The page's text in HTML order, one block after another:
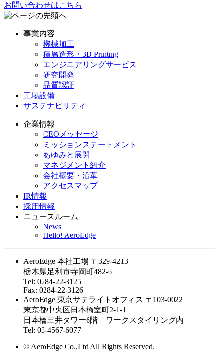
お問い合わせはこちら
事業内容
機械加工
積層造形・3D Printing
エンジニアリングサービス
研究開発
品質認証
工場設備
サステナビリティ
企業情報
CEOメッセージ
ミッションステートメント
あゆみと展開
マネジメント紹介
会社概要・沿革
アクセスマップ
IR情報
採用情報
ニュースルーム
News
Hello! AeroEdge
AeroEdge 本社工場 〒329-4213
栃木県足利市寺岡町482-6
Tel: 0284-22-3125
Fax: 0284-22-3126
AeroEdge 東京サテライトオフィス 〒103-0022
東京都中央区日本橋室町2-1-1
日本橋三井タワー6階 ワークスタイリング内
Tel: 03-4567-6077
© AeroEdge Co.,Ltd All Rights Reserved.